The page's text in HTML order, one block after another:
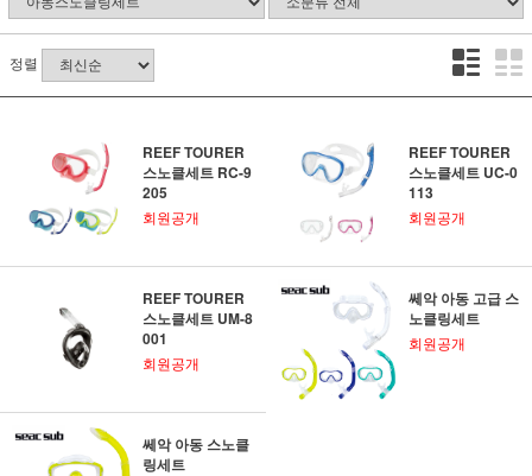
정렬
REEF TOURER
스노클세트 RC-9
205
회원공개
REEF TOURER
스노클세트 UC-0
113
회원공개
REEF TOURER
스노클세트 UM-8
001
회원공개
쎄악 아동 고급 스
노클링세트
회원공개
쎄악 아동 스노클
링세트